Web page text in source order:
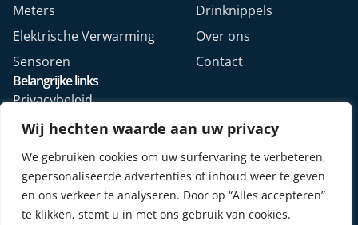
Wij hechten waarde aan uw privacy
We gebruiken cookies om uw surfervaring te verbeteren,
gepersonaliseerde advertenties of inhoud weer te geven
en ons verkeer te analyseren. Door op “Alles accepteren”
te klikken, stemt u in met ons gebruik van cookies.
Meters
Elektrische Verwarming
Sensoren
Drinknippels
Over ons
Contact
Belangrijke links
Privacybeleid
Algemene voorwaarden
Veelgestelde vragen
Retourformulier webshop